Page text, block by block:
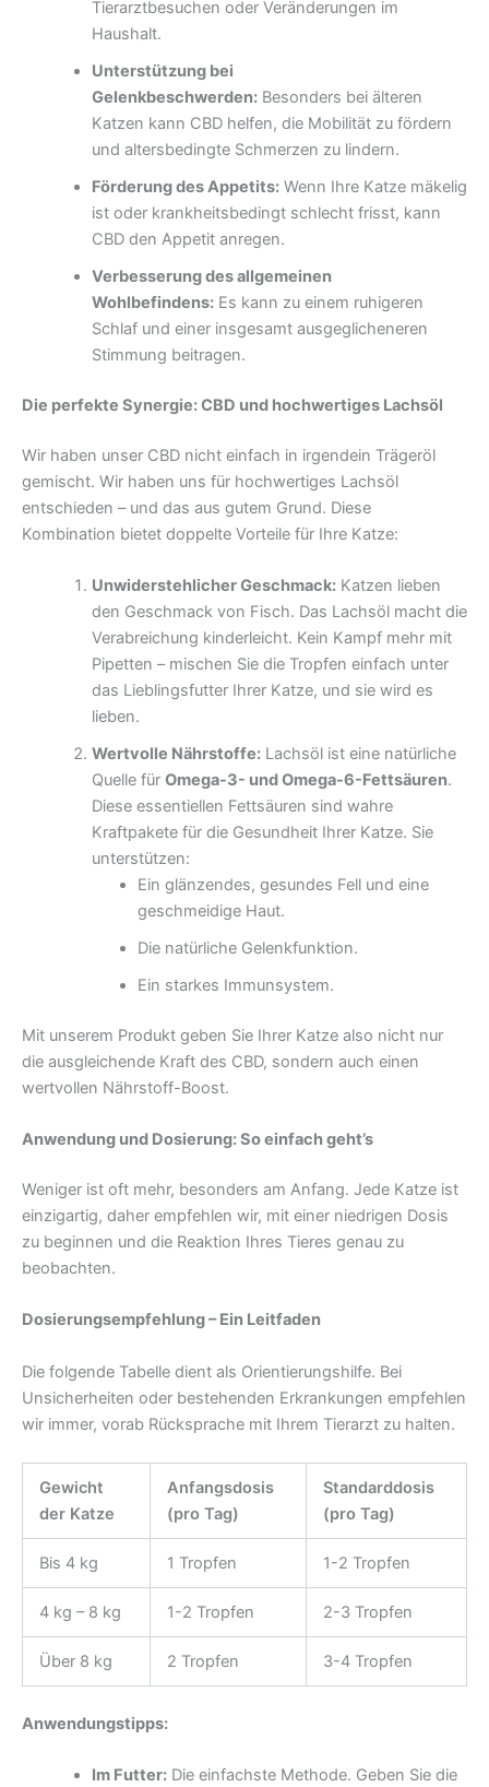
Tierarztbesuchen oder Veränderungen im
Haushalt.
Unterstützung bei
Gelenkbeschwerden:Besonders bei älteren
Katzen kann CBD helfen, die Mobilität zu fördern
und altersbedingte Schmerzen zu lindern.
Förderung des Appetits:Wenn Ihre Katze mäkelig
ist oder krankheitsbedingt schlecht frisst, kann
CBD den Appetit anregen.
Verbesserung des allgemeinen
Wohlbefindens:Es kann zu einem ruhigeren
Schlaf und einer insgesamt ausgeglicheneren
Stimmung beitragen.
Die perfekte Synergie: CBD und hochwertiges Lachsöl
Wir haben unser CBD nicht einfach in irgendein Trägeröl
gemischt. Wir haben uns für hochwertiges Lachsöl
entschieden – und das aus gutem Grund. Diese
Kombination bietet doppelte Vorteile für Ihre Katze:
Unwiderstehlicher Geschmack:Katzen lieben
den Geschmack von Fisch. Das Lachsöl macht die
Verabreichung kinderleicht. Kein Kampf mehr mit
Pipetten – mischen Sie die Tropfen einfach unter
das Lieblingsfutter Ihrer Katze, und sie wird es
lieben.
Wertvolle Nährstoffe:Lachsöl ist eine natürliche
Quelle für Omega-3- und Omega-6-Fettsäuren.
Diese essentiellen Fettsäuren sind wahre
Kraftpakete für die Gesundheit Ihrer Katze. Sie
unterstützen:
Ein glänzendes, gesundes Fell und eine
geschmeidige Haut.
Die natürliche Gelenkfunktion.
Ein starkes Immunsystem.
Mit unserem Produkt geben Sie Ihrer Katze also nicht nur
die ausgleichende Kraft des CBD, sondern auch einen
wertvollen Nährstoff-Boost.
Anwendung und Dosierung: So einfach geht’s
Weniger ist oft mehr, besonders am Anfang. Jede Katze ist
einzigartig, daher empfehlen wir, mit einer niedrigen Dosis
zu beginnen und die Reaktion Ihres Tieres genau zu
beobachten.
Dosierungsempfehlung – Ein Leitfaden
Die folgende Tabelle dient als Orientierungshilfe. Bei
Unsicherheiten oder bestehenden Erkrankungen empfehlen
wir immer, vorab Rücksprache mit Ihrem Tierarzt zu halten.
Gewicht
der Katze
Anfangsdosis
(pro Tag)
Standarddosis
(pro Tag)
Bis 4 kg 1 Tropfen 1-2 Tropfen
4 kg – 8 kg 1-2 Tropfen 2-3 Tropfen
Über 8 kg 2 Tropfen 3-4 Tropfen
Anwendungstipps:
Im Futter:Die einfachste Methode. Geben Sie die